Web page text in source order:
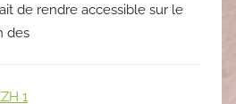
de rendre accessible sur le
des
1